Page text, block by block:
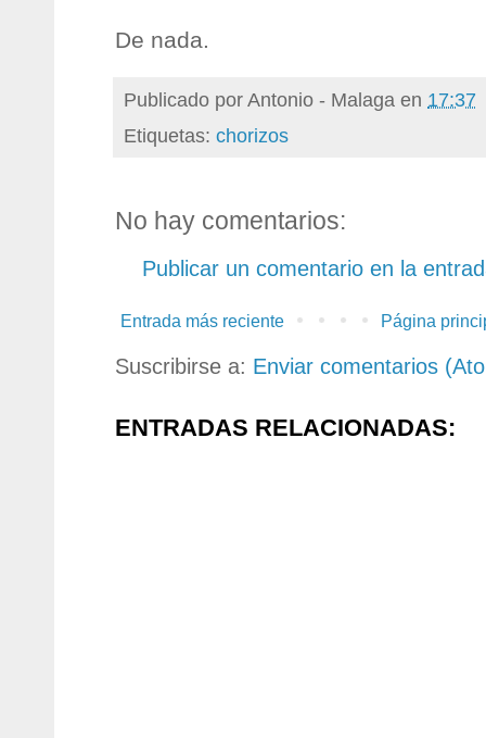
De nada.
Publicado porAntonio - Malaga en 17:37
Etiquetas: chorizos
No hay comentarios:
Publicar un comentario en la
Entrada más reciente Página
Suscribirse a: Enviar comentarios
ENTRADAS RELACIONADAS: